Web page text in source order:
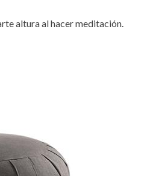
altura al hacer meditación.